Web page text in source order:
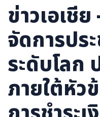
ข่าวเอเชี
จัดการปร
ระดับโลก
ภายใต้หัว